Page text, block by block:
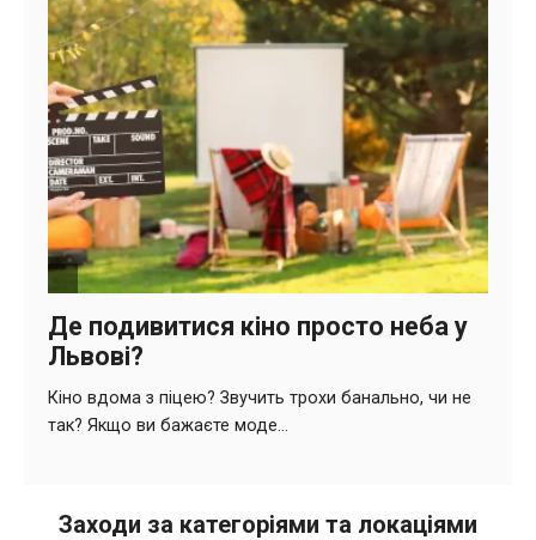
Заходи за категоріями та локаціями